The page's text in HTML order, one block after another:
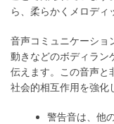
ら、柔らかくメロディ
音声コミュニケーショ
動きなどのボディラン
伝えます。この音声と
社会的相互作用を強化
警告音は、他